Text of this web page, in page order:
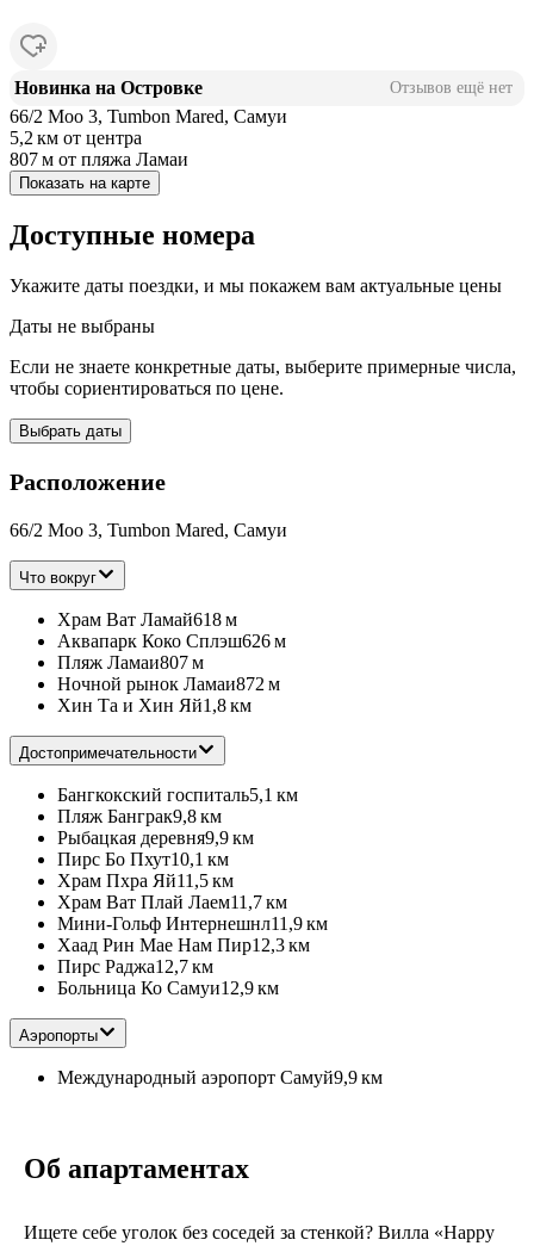
Новинка на Островке Отзывов ещё нет
66/2 Moo 3, Tumbon Mared, Самуи
5,2 км от центра
807 м от пляжа Ламаи
Показать на карте
Доступные номера
Укажите даты поездки, и мы покажем вам актуальные цены
Даты не выбраны
Если не знаете конкретные даты, выберите примерные числа,
чтобы сориентироваться по цене.
Выбрать даты
Расположение
66/2 Moo 3, Tumbon Mared, Самуи
Что вокруг
Храм Ват Ламай618 м
Аквапарк Коко Сплэш626 м
Пляж Ламаи807 м
Ночной рынок Ламаи872 м
Хин Та и Хин Яй1,8 км
Достопримечательности
Бангкокский госпиталь5,1 км
Пляж Банграк9,8 км
Рыбацкая деревня9,9 км
Пирс Бо Пхут10,1 км
Храм Пхра Яй11,5 км
Храм Ват Плай Лаем11,7 км
Мини-Гольф Интернешнл11,9 км
Хаад Рин Мае Нам Пир12,3 км
Пирс Раджа12,7 км
Больница Ко Самуи12,9 км
Аэропорты
Международный аэропорт Самуй9,9 км
Об апартаментах
Ищете себе уголок без соседей за стенкой? Вилла «Happy